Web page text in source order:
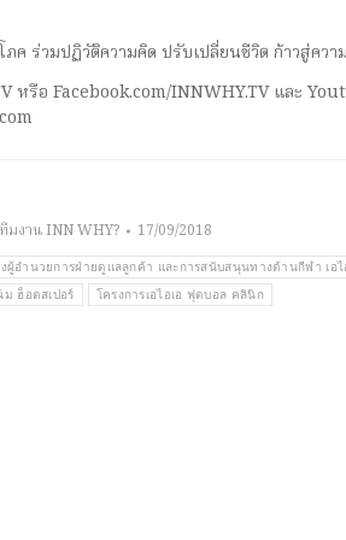
ค ร่วมปฏิวัติความคิด ปรับเปลี่ยนชีวิต ก้าวสู่คว
หรือ Facebook.com/INNWHY.TV และ
ทีมงาน INN WHY?
17/09/2018
ผู้อำนวยการฝ่ายดูแลลูกค้า และการสนับสนุนทางด้านกีฬา เอไ
ฮ็อตสเปอร์ โครงการเอไอเอ ฟุตบอล คลินิก